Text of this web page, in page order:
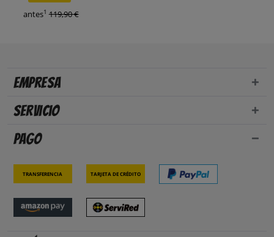
antes1 119,90 €
Empresa
Servicio
Pago
Transferencia Tarjeta de crédito